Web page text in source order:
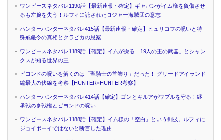
ワンピースネタバレ1190話【最新速報・確定】ギャバンがイム様を負傷させ
るも左腕を失う！ルフィに託されたロジャー海賊団の意志
ハンターハンターネタバレ415話【最新速報・確定】ヒュリコフの呪いと特
殊戒厳令の真相とクラピカの思案
ワンピースネタバレ1189話【確定】イムが操る「19人の王の武器」とシャン
クスが知る世界の王
ビヨンドの呪いを解くのは「聖騎士の首飾り」だった！ グリードアイランド
編最大の伏線を考察【HUNTER×HUNTER考察】
ハンターハンターネタバレ414話【確定】ゴンとキルアがワブルを守る！継
承戦の参戦権とビヨンドの呪い
ワンピースネタバレ1188話【確定】イム様の「空白」という剣技。ルフィに
ジョイボーイではないと断言した理由